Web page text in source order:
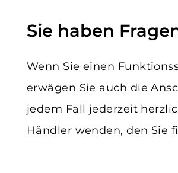
Sie haben
Wenn Sie einen
erwägen Sie auch die
jedem Fall jederzeit
Händler wenden, den Sie